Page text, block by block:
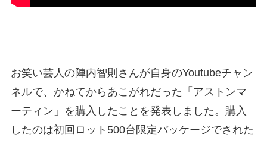
お笑い芸人の陣内智則さんが自身のYoutubeチャン
ネルで、かねてからあこがれだった「アストンマ
ーティン」を購入したことを発表しました。購入
したのは初回ロット500台限定パッケージでされた